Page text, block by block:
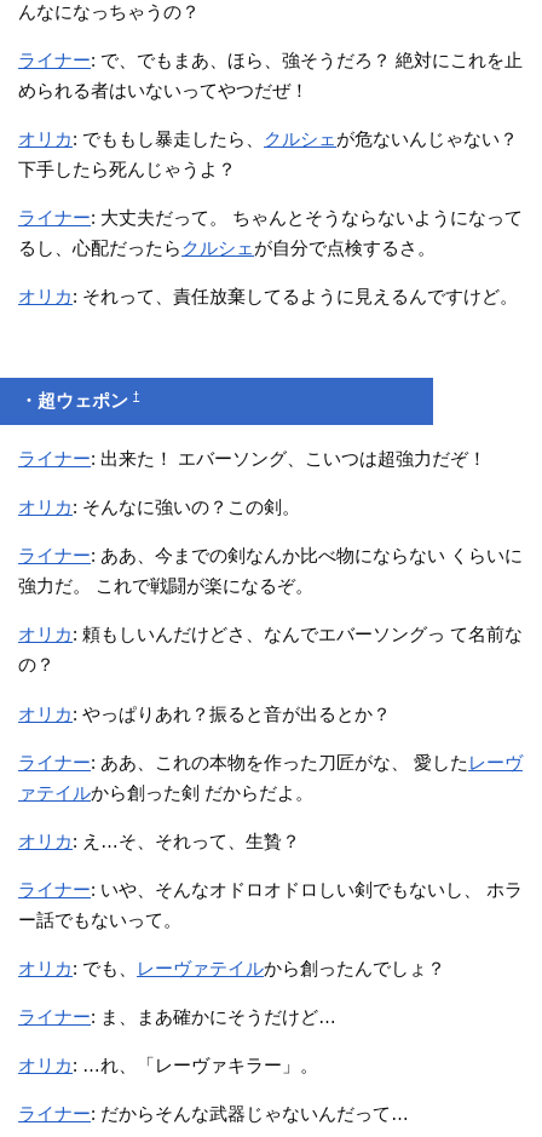
んなになっちゃうの？
ライナー: で、でもまあ、ほら、強そうだろ？ 絶対にこれを止
められる者はいないってやつだぜ！
オリカ: でももし暴走したら、 クルシェ が危ないんじゃない？
下手したら死んじゃうよ？
ライナー: 大丈夫だって。 ちゃんとそうならないようになって
るし、心配だったら クルシェ が自分で点検するさ。
オリカ: それって、責任放棄してるように見えるんですけど。
・超ウェポン†
ライナー: 出来た！ エバーソング、こいつは超強力だぞ！
オリカ: そんなに強いの？この剣。
ライナー: ああ、今までの剣なんか比べ物にならない くらいに
強力だ。 これで戦闘が楽になるぞ。
オリカ: 頼もしいんだけどさ、なんでエバーソングっ て名前な
の？
オリカ: やっぱりあれ？振ると音が出るとか？
ライナー: ああ、これの本物を作った刀匠がな、 愛した レーヴ
ァテイルから創った剣 だからだよ。
オリカ: え…そ、それって、生贄？
ライナー: いや、そんなオドロオドロしい剣でもないし、 ホラ
ー話でもないって。
オリカ: でも、 レーヴァテイルから創ったんでしょ？
ライナー: ま、まあ確かにそうだけど…
オリカ: …れ、「レーヴァキラー」。
ライナー: だからそんな武器じゃないんだって…